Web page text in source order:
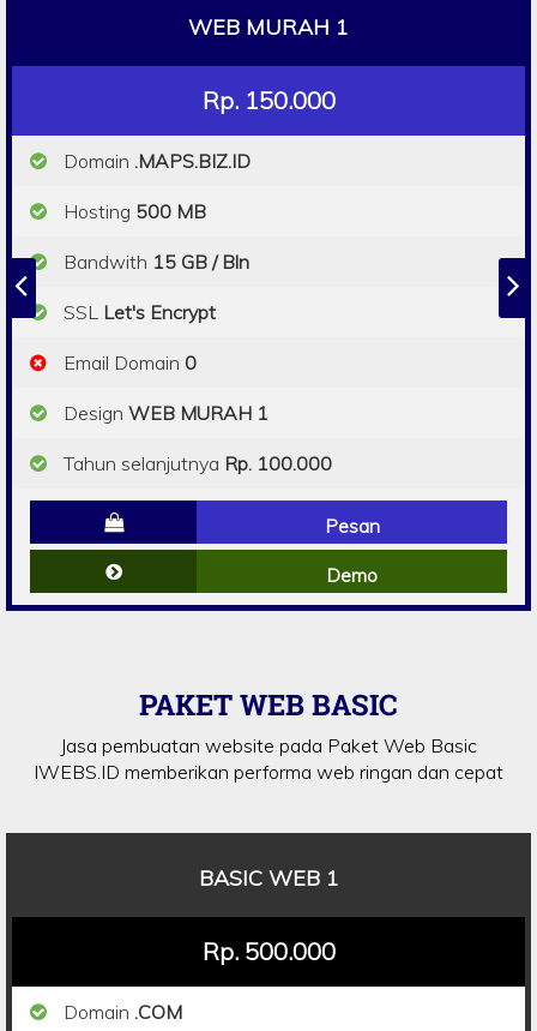
WEB MURAH 1
Rp. 150.000
Domain .MAPS.BIZ.ID
Hosting 500 MB
Bandwith 15 GB / Bln
SSL Let's Encrypt
Email Domain 0
Design WEB MURAH 1
Tahun selanjutnya Rp. 100.000
Pesan
Demo
PAKET WEB BASIC
Jasa pembuatan website pada Paket Web Basic
IWEBS.ID memberikan performa web ringan dan cepat
BASIC WEB 1
Rp. 500.000
Domain .COM